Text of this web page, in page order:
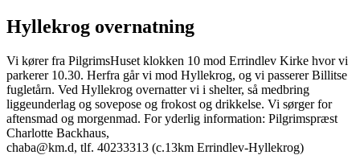
Hyllekrog overnatning
Vi kører fra PilgrimsHuset klokken 10 mod Errindlev Kirke hvor vi
parkerer 10.30. Herfra går vi mod Hyllekrog, og vi passerer Billitse
fugletårn. Ved Hyllekrog overnatter vi i shelter, så medbring
liggeunderlag og sovepose og frokost og drikkelse. Vi sørger for
aftensmad og morgenmad. For yderlig information: Pilgrimspræst
Charlotte Backhaus,
chaba@km.d, tlf. 40233313 (c.13km Errindlev-Hyllekrog)